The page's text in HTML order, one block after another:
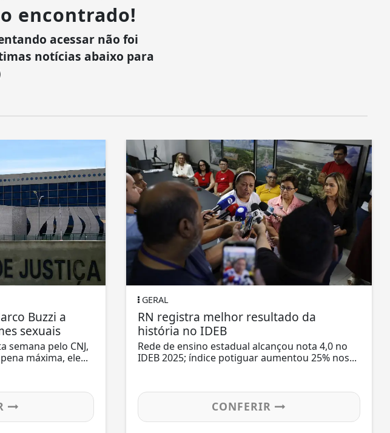
encontrado!
acessar não foi
notícias abaixo para
Buzzi a
sexuais
semana pelo CNJ,
máxima, ele...
GERAL
RN registra melhor resultado da
história no IDEB
Rede de ensino estadual alcançou nota 4,0 no
IDEB 2025; índice potiguar aumentou 25% nos...
CONFERIR